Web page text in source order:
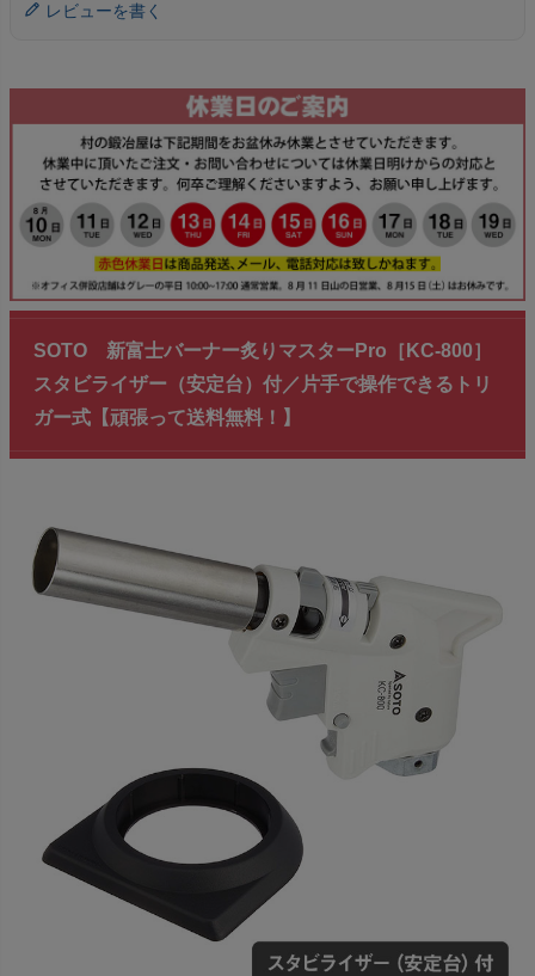
レビューを書く
SOTO 新富士バーナー炙りマスターPro［KC-800］
スタビライザー（安定台）付／片手で操作できるトリ
ガー式【頑張って送料無料！】